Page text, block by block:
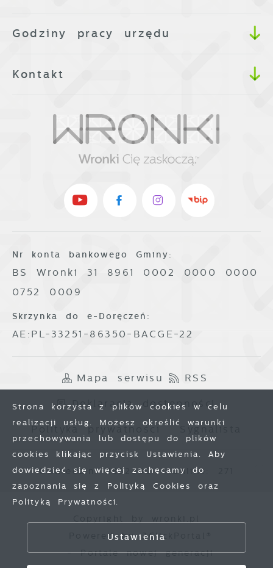
Godziny pracy urzędu
Kontakt
Nr konta bankowego Gminy:
BS Wronki 31 8961 0002 0000 0000
0752 0009
Skrzynka do e-Doręczeń:
AE:PL-33251-86350-BACGE-22
Mapa serwisu RSS
Deklaracja dostępności
Polityka prywatności Sygnalista
Odwiedzin: 3862300 Online: 271
Powered by 2ClickPortal®
- Portale nowej generacji
Strona korzysta z plików cookies w celu
realizacji usług. Możesz określić warunki
przechowywania lub dostępu do plików
cookies klikając przycisk Ustawienia. Aby
dowiedzieć się więcej zachęcamy do
zapoznania się z Polityką Cookies oraz
Polityką Prywatności.
Ustawienia
Zezwól na wszystkie